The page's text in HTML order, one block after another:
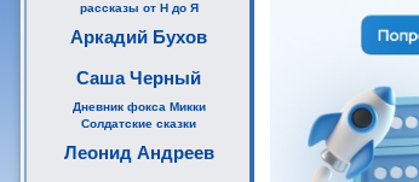
рассказы от Н до Я
Аркадий Бухов
Саша Черный
Дневник фокса Микки
Солдатские сказки
Леонид Андреев